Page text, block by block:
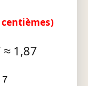
≈ 1,87
7